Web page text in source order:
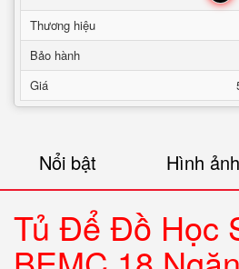
Thương hiệu
Bảo hành
Giá
Nổi bật Hình ảnh
Tủ Để Đồ Học